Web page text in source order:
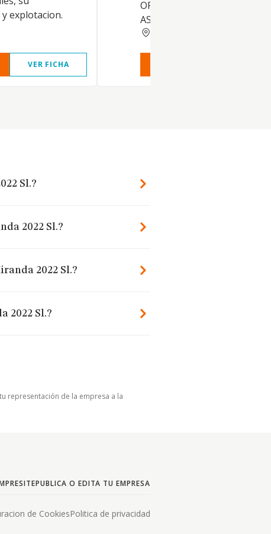
explotacion.
VER FICHA
OFICIALES, BANCOS, ETC.
ASESORIA JURIDICA LABO
Sl.?
2022 Sl.?
2022 Sl.?
2022 Sl.?
representación de la empresa a la
PUBLICA O EDITA TU EMPRESA
de CookiesPolitica de privacidad